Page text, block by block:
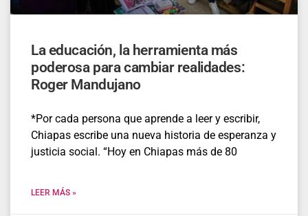
La educación, la herramienta más
poderosa para cambiar realidades:
Roger Mandujano
*Por cada persona que aprende a leer y escribir,
Chiapas escribe una nueva historia de esperanza y
justicia social. “Hoy en Chiapas más de 80
LEER MÁS »